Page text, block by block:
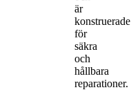
är
konstruerade
för
säkra
och
hållbara
reparationer.